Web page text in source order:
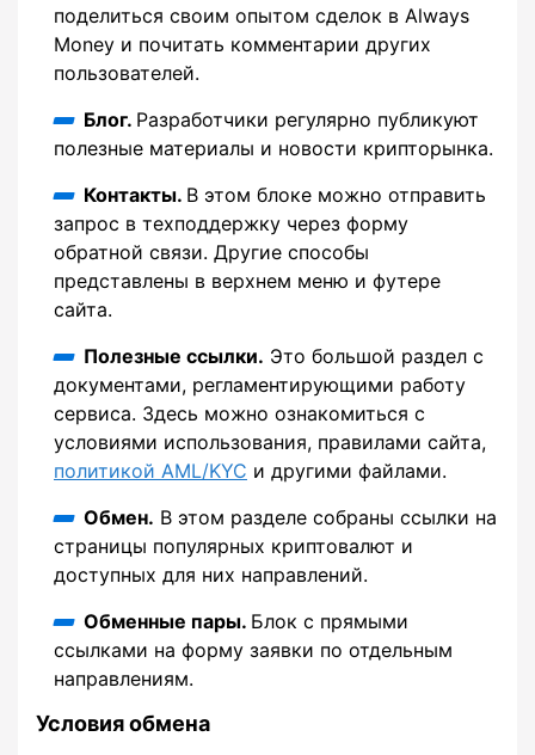
поделиться своим опытом сделок в Always
Money и почитать комментарии других
пользователей.
Блог. Разработчики регулярно публикуют
полезные материалы и новости крипторынка.
Контакты. В этом блоке можно отправить
запрос в техподдержку через форму
обратной связи. Другие способы
представлены в верхнем меню и футере
сайта.
Полезные ссылки. Это большой раздел с
документами, регламентирующими работу
сервиса. Здесь можно ознакомиться с
условиями использования, правилами сайта,
политикой AML/KYC и другими файлами.
Обмен. В этом разделе собраны ссылки на
страницы популярных криптовалют и
доступных для них направлений.
Обменные пары. Блок с прямыми
ссылками на форму заявки по отдельным
направлениям.
Условия обмена